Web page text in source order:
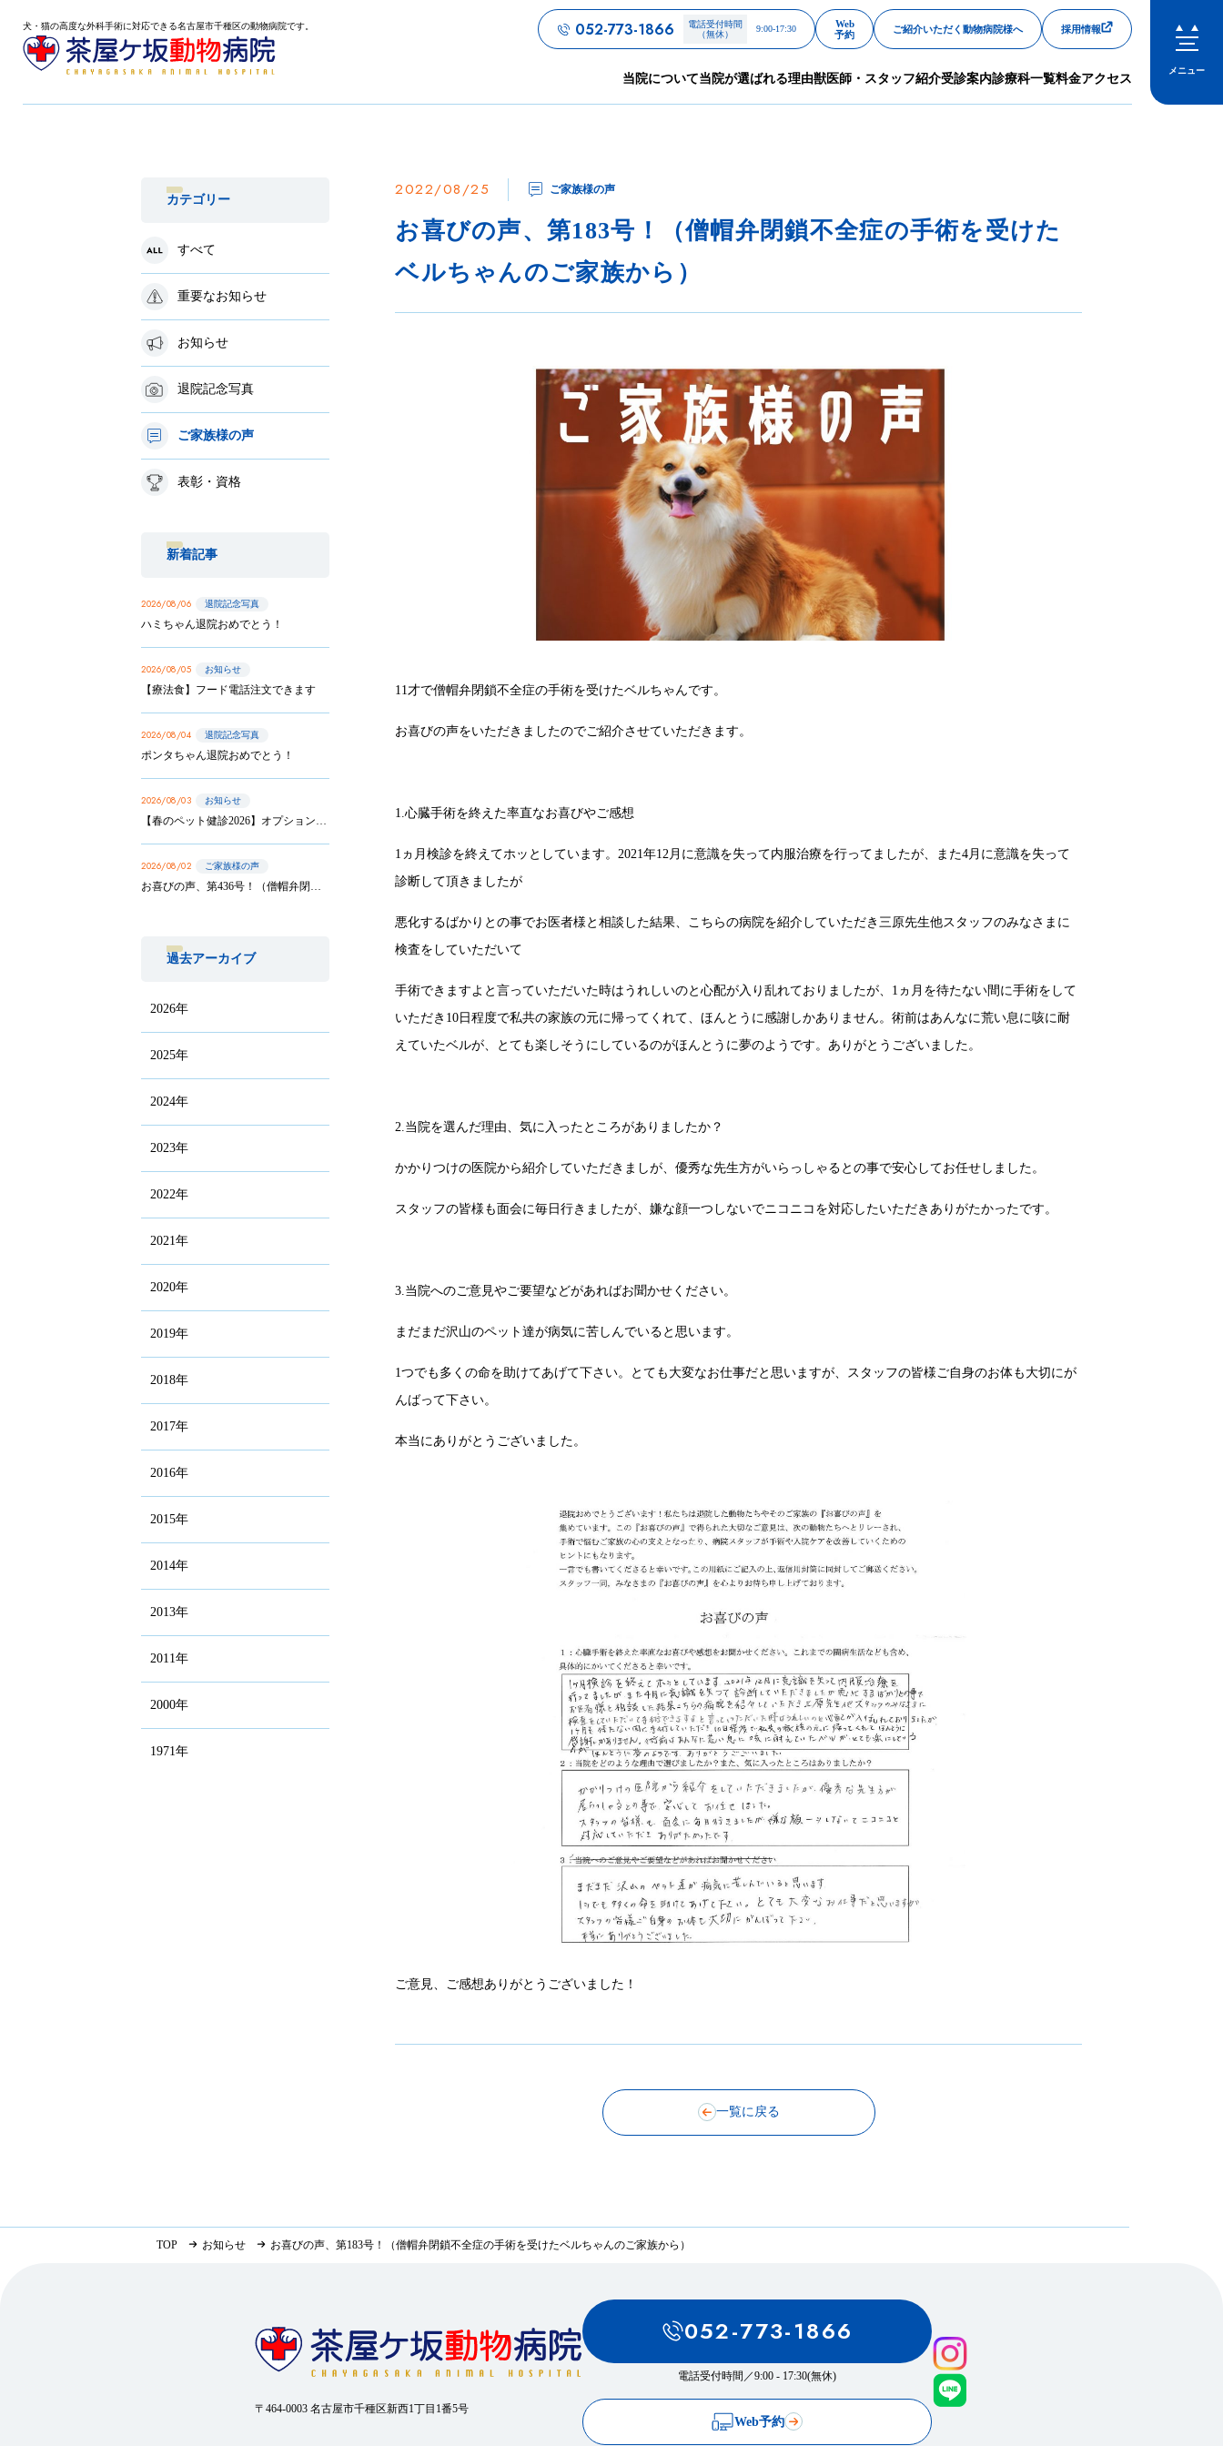
犬・猫の高度な外科手術に対応できる名古屋市千種区の動物病院です。 052-773-1866
電話受付時間
（無休）
9:00-17:30
Web
予約
ご紹介いただく動物病院様へ 採用情報
当院について当院が選ばれる理由獣医師・スタッフ紹介受診案内診療科一覧料金アクセス
メニュー
カテゴリー
すべて
重要なお知らせ
お知らせ
退院記念写真
ご家族様の声
表彰・資格
新着記事
2026/08/06 退院記念写真
ハミちゃん退院おめでとう！
2026/08/05 お知らせ
【療法食】フード電話注文できます
2026/08/04 退院記念写真
ポンタちゃん退院おめでとう！
2026/08/03 お知らせ
【春のペット健診2026】オプション実施は8/31まで！
2026/08/02 ご家族様の声
お喜びの声、第436号！（僧帽弁閉鎖不全症の手術を受けたサニーちゃんのご家族から）
過去アーカイブ
2026年
2025年
2024年
2023年
2022年
2021年
2020年
2019年
2018年
2017年
2016年
2015年
2014年
2013年
2011年
2000年
1971年
2022/08/25 ご家族様の声
お喜びの声、第183号！（僧帽弁閉鎖不全症の手術を受けた
ベルちゃんのご家族から）
11才で僧帽弁閉鎖不全症の手術を受けたベルちゃんです。
お喜びの声をいただきましたのでご紹介させていただきます。
1.心臓手術を終えた率直なお喜びやご感想
1ヵ月検診を終えてホッとしています。2021年12月に意識を失って内服治療を行ってましたが、また4月に意識を失って
診断して頂きましたが
悪化するばかりとの事でお医者様と相談した結果、こちらの病院を紹介していただき三原先生他スタッフのみなさまに
検査をしていただいて
手術できますよと言っていただいた時はうれしいのと心配が入り乱れておりましたが、1ヵ月を待たない間に手術をして
いただき10日程度で私共の家族の元に帰ってくれて、ほんとうに感謝しかありません。術前はあんなに荒い息に咳に耐
えていたベルが、とても楽しそうにしているのがほんとうに夢のようです。ありがとうございました。
2.当院を選んだ理由、気に入ったところがありましたか？
かかりつけの医院から紹介していただきましが、優秀な先生方がいらっしゃるとの事で安心してお任せしました。
スタッフの皆様も面会に毎日行きましたが、嫌な顔一つしないでニコニコを対応したいただきありがたかったです。
3.当院へのご意見やご要望などがあればお聞かせください。
まだまだ沢山のペット達が病気に苦しんでいると思います。
1つでも多くの命を助けてあげて下さい。とても大変なお仕事だと思いますが、スタッフの皆様ご自身のお体も大切にが
んばって下さい。
本当にありがとうございました。
ご意見、ご感想ありがとうございました！
一覧に戻る
TOP お知らせ お喜びの声、第183号！（僧帽弁閉鎖不全症の手術を受けたベルちゃんのご家族から）
〒464-0003 名古屋市千種区新西1丁目1番5号
052-773-1866
電話受付時間／9:00 - 17:30(無休)
Web予約